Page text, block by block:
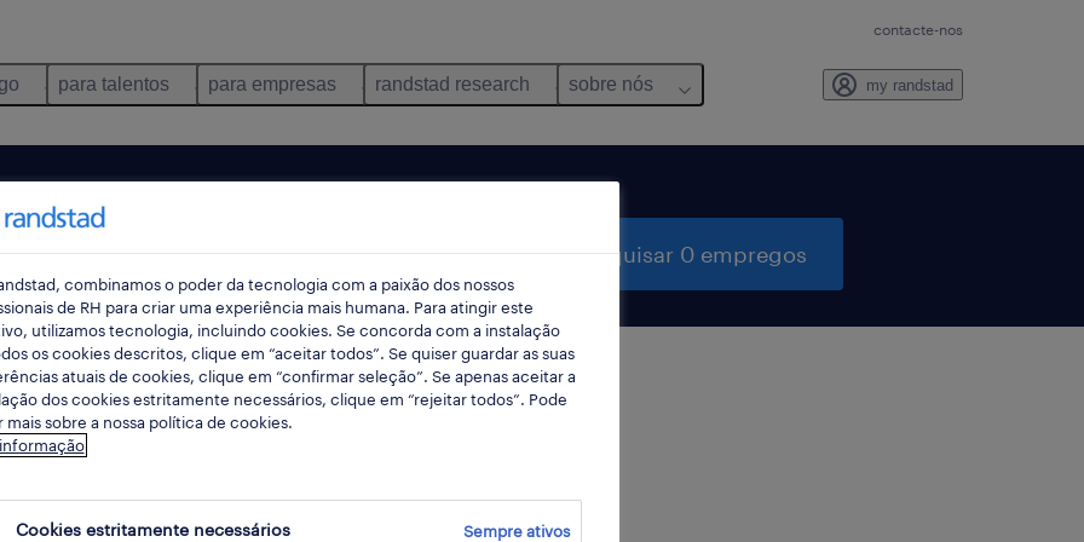
contacte-nos
para talentos para empresas randstad research sobre nós my randstad
pesquisar 0 empregos
resultados para a sua pesquisa.
combinamos o poder da tecnologia com a paixão dos nossos
de RH para criar uma experiência mais humana. Para atingir este
utilizamos tecnologia, incluindo cookies. Se concorda com a instalação
os cookies descritos, clique em “aceitar todos”. Se quiser guardar as suas
atuais de cookies, clique em “confirmar seleção”. Se apenas aceitar a
dos cookies estritamente necessários, clique em “rejeitar todos”. Pode
mais sobre a nossa política de cookies.
Cookies estritamente necessários Sempre ativos